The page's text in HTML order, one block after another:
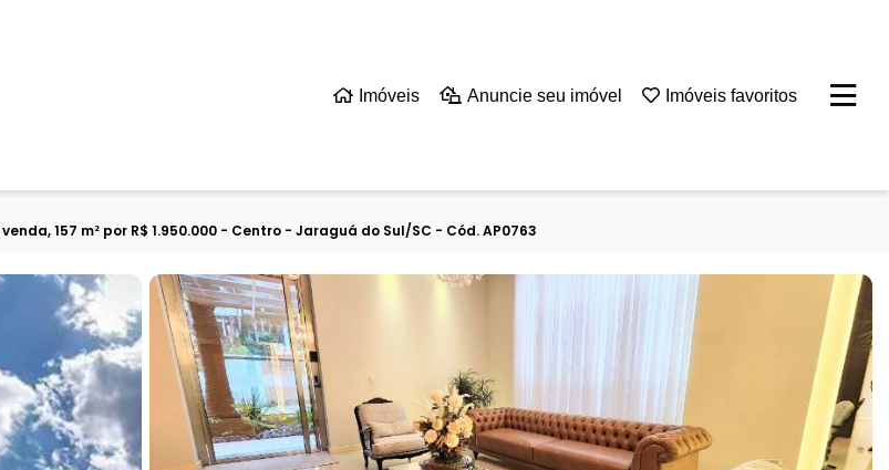
Imóveis Anuncie seu imóvel Imóveis favoritos
157 m² por R$ 1.950.000 - Centro - Jaraguá do Sul/SC - Cód. AP0763